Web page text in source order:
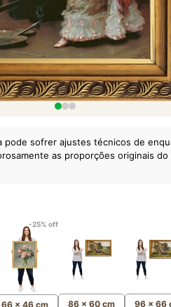
pode sofrer ajustes técnicos de
as proporções originais do
-25% off
66 x 46 cm 86 x 60 cm 96 x 66